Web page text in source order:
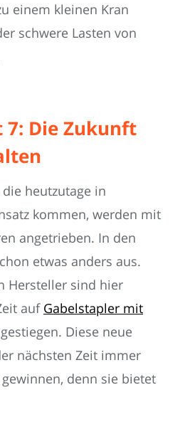
einem kleinen Kran
schwere Lasten von
7: Die Zukunft
heutzutage in
kommen, werden mit
angetrieben. In den
etwas anders aus.
Hersteller sind hier
auf Gabelstapler mit
Diese neue
nächsten Zeit immer
denn sie bietet